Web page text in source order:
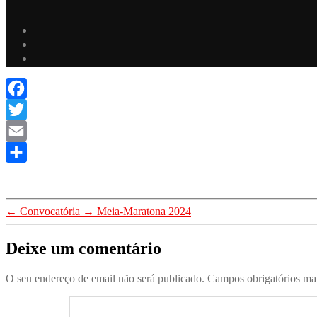
Facebook
Twitter
Email
← Convocatória → Meia-Maratona 2024
Deixe um comentário
O seu endereço de email não será publicado. Campos obrigatórios